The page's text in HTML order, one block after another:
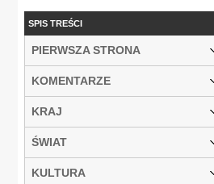
SPIS TREŚCI
PIERWSZA STRONA
KOMENTARZE
KRAJ
ŚWIAT
KULTURA